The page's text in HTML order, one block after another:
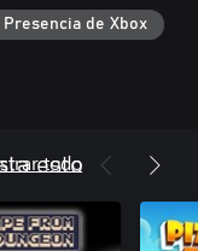
Presencia de Xbox
esto
todo